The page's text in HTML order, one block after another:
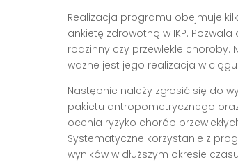
Realizacja programu obejmuje
ankietę zdrowotną w IKP.
rodzinny czy przewlekłe
ważne jest jego realizacja w ciągu
Następnie należy zgłosić się do
pakietu antropometrycznego
ocenia ryzyko chorób
Systematyczne korzystanie z
wyników w dłuższym okresie